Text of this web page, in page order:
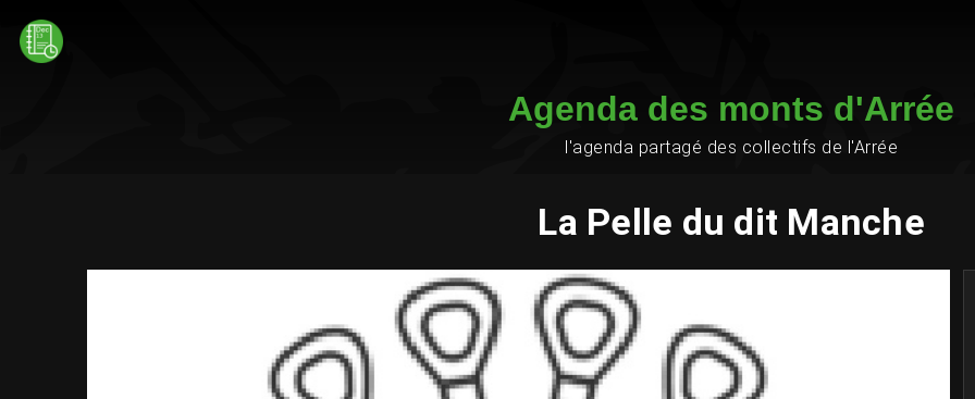
Agenda des monts d'Arrée
l'agenda partagé des collectifs de l'Arrée
La Pelle du dit Manche